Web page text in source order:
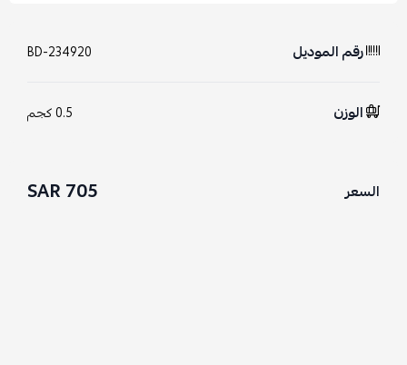
رقم الموديل BD-234920
الوزن 0.5 كجم
السعر 705 SAR